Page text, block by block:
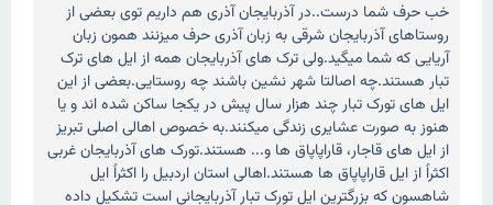
خب حرف شما درست..در آذربایجان آذری هم داریم توی بعضی از
روستاهای آذربایجان شرقی به زبان آذری حرف میزنند همون زبان
آریایی که شما میگید.ولی ترک های آذربایجان همه از ایل های ترک
تبار هستند.چه اصالتا شهر نشین باشند چه روستایی.بعضی از این
ایل های تورک تبار چند هزار سال پیش در یکجا ساکن شده اند و یا
هنوز به صورت عشایری زندگی میکنند.به خصوص اهالی اصلی تبریز
از ایل های قاجار، قاراپاپاق ها و... هستند.تورک های آذربایجان غربی
اکثراً از ایل قاراپاپاق ها هستند.اهالی استان اردبیل را اکثراً ایل
شاهسون که بزرگترین ایل تورک تبار آذربایجانی است تشکیل داده